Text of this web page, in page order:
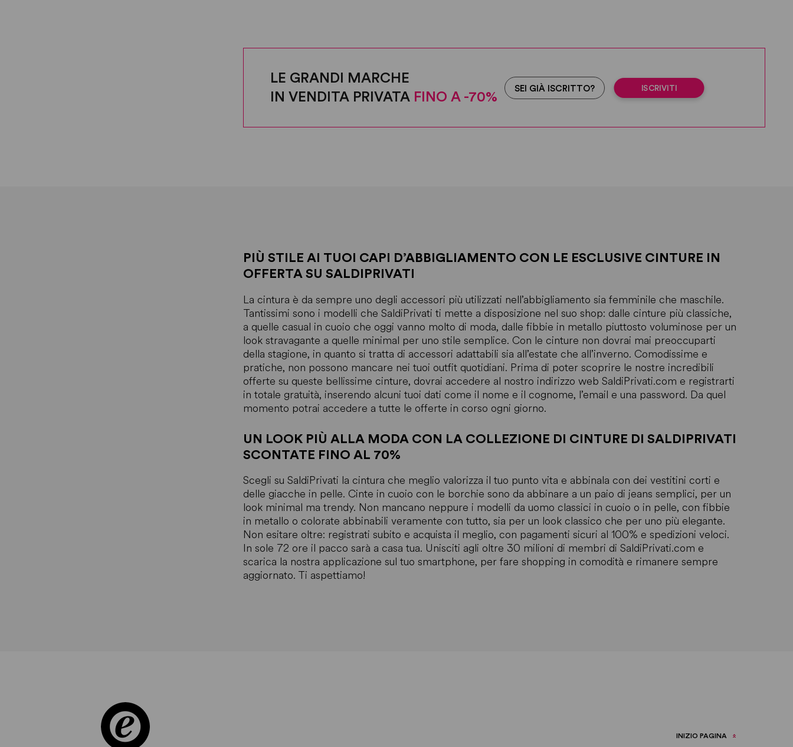
LE GRANDI MARCHE
IN VENDITA PRIVATA FINO A -70%
SEI GIÀ ISCRITTO? ISCRIVITI
PIÙ STILE AI TUOI CAPI D’ABBIGLIAMENTO CON LE ESCLUSIVE CINTURE IN
OFFERTA SU SALDIPRIVATI
La cintura è da sempre uno degli accessori più utilizzati nell’abbigliamento sia femminile che maschile.
Tantissimi sono i modelli che SaldiPrivati ti mette a disposizione nel suo shop: dalle cinture più classiche,
a quelle casual in cuoio che oggi vanno molto di moda, dalle fibbie in metallo piuttosto voluminose per un
look stravagante a quelle minimal per uno stile semplice. Con le cinture non dovrai mai preoccuparti
della stagione, in quanto si tratta di accessori adattabili sia all’estate che all’inverno. Comodissime e
pratiche, non possono mancare nei tuoi outfit quotidiani. Prima di poter scoprire le nostre incredibili
offerte su queste bellissime cinture, dovrai accedere al nostro indirizzo web SaldiPrivati.com e registrarti
in totale gratuità, inserendo alcuni tuoi dati come il nome e il cognome, l’email e una password. Da quel
momento potrai accedere a tutte le offerte in corso ogni giorno.
UN LOOK PIÙ ALLA MODA CON LA COLLEZIONE DI CINTURE DI SALDIPRIVATI
SCONTATE FINO AL 70%
Scegli su SaldiPrivati la cintura che meglio valorizza il tuo punto vita e abbinala con dei vestitini corti e
delle giacche in pelle. Cinte in cuoio con le borchie sono da abbinare a un paio di jeans semplici, per un
look minimal ma trendy. Non mancano neppure i modelli da uomo classici in cuoio o in pelle, con fibbie
in metallo o colorate abbinabili veramente con tutto, sia per un look classico che per uno più elegante.
Non esitare oltre: registrati subito e acquista il meglio, con pagamenti sicuri al 100% e spedizioni veloci.
In sole 72 ore il pacco sarà a casa tua. Unisciti agli oltre 30 milioni di membri di SaldiPrivati.com e
scarica la nostra applicazione sul tuo smartphone, per fare shopping in comodità e rimanere sempre
aggiornato. Ti aspettiamo!
INIZIO PAGINA